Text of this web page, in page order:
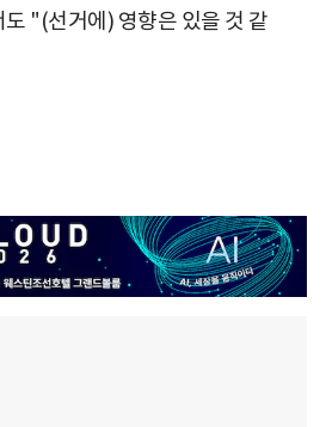
"(선거에) 영향은 있을 것 같